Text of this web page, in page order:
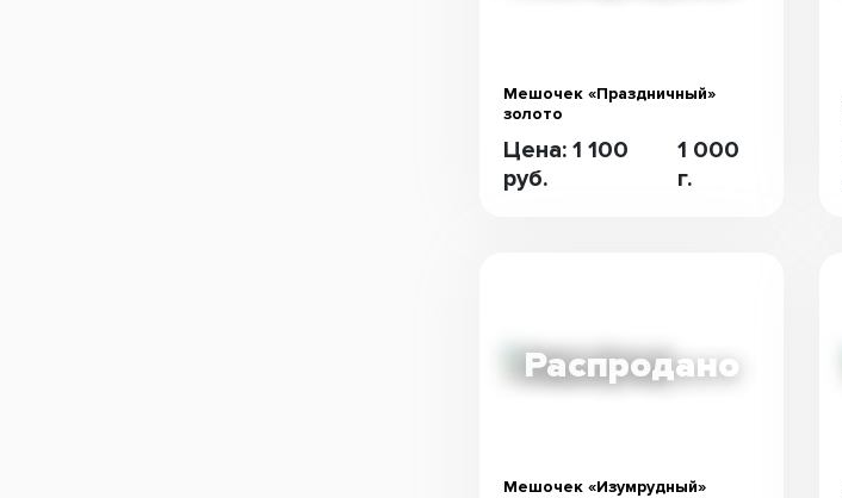
Мешочек «Праздничный»
золото
Цена: 1 100
руб.
1 000
г.
Мешочек «Изумрудный»